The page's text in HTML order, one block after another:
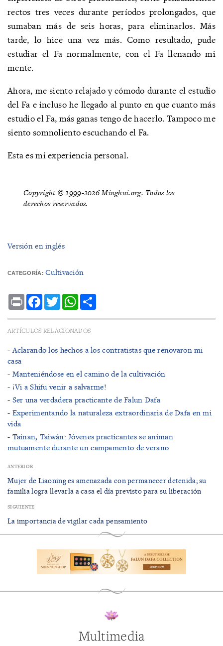
rectos tres veces durante períodos prolongados, que
sumaban más de seis horas, para eliminarlos. Más
tarde, lo hice una vez más. Como resultado, pude
estudiar el Fa normalmente, con el Fa llenando mi
mente.
Ahora, me siento relajado y cómodo durante el estudio
del Fa e incluso he llegado al punto en que cuanto más
estudio el Fa, más ganas tengo de hacerlo. Tampoco me
siento somnoliento escuchando el Fa.
Esta es mi experiencia personal.
Copyright © 1999-2026 Minghui.org. Todos los
derechos reservados.
Versión en inglés
CATEGORÍA:Cultivación
Print Facebook
TwitterWhatsApp
ARTÍCULOS RELACIONADOS
- Aclarando los hechos a los contratistas que renovaron mi
casa
- Manteniéndose en el camino de la cultivación
- ¡Vi a Shifu venir a salvarme!
- ​Ser una verdadera practicante de Falun Dafa
- Experimentando la naturaleza extraordinaria de Dafa en mi
vida
- Tainan, Taiwán: Jóvenes practicantes se animan
mutuamente durante un campamento de verano
ANTERIOR
Mujer de Liaoning es amenazada con permanecer detenida; su
familia logra llevarla a casa el día previsto para su liberación
SIGUIENTE
La importancia de vigilar cada pensamiento
Multimedia